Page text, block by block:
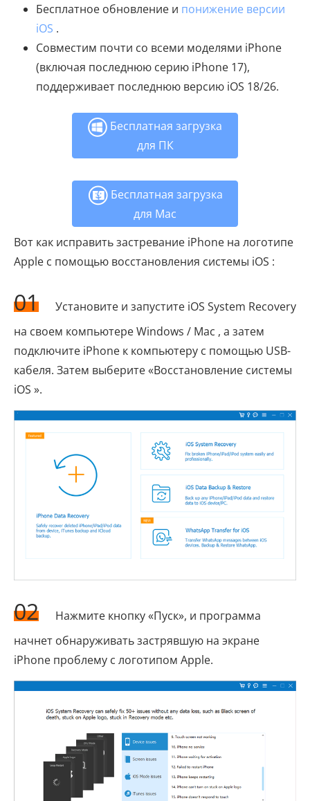
Бесплатное обновление и понижение версии
iOS .
Совместим почти со всеми моделями iPhone
(включая последнюю серию iPhone 17),
поддерживает последнюю версию iOS 18/26.
Бесплатная загрузка
для ПК
Бесплатная загрузка
для Mac
Вот как исправить застревание iPhone на логотипе
Apple с помощью восстановления системы iOS :
01
Установите и запустите iOS System Recovery
на своем компьютере Windows / Mac , а затем
подключите iPhone к компьютеру с помощью USB-
кабеля. Затем выберите «Восстановление системы
iOS ».
02
Нажмите кнопку «Пуск», и программа
начнет обнаруживать застрявшую на экране
iPhone проблему с логотипом Apple.